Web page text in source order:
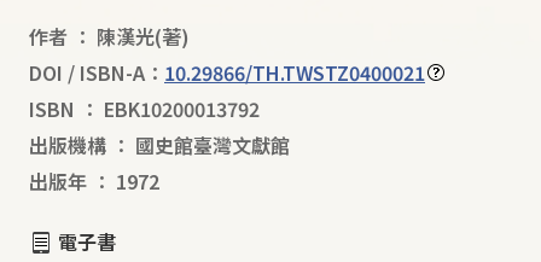
作者 ： 陳漢光(著)
DOI / ISBN-A： 10.29866/TH.TWSTZ0400021
ISBN ： EBK10200013792
出版機構 ： 國史館臺灣文獻館
出版年 ： 1972
電子書